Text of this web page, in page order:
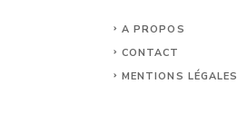
A PROPOS
CONTACT
MENTIONS LÉGALES